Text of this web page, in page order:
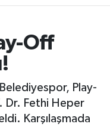
Off
Play-
Dr. Fethi Heper
Karşılaşmada